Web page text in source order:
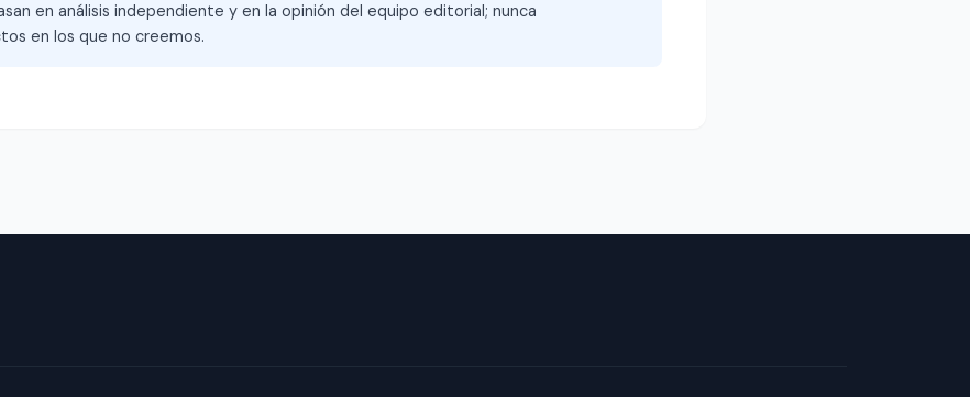
en análisis independiente y en la opinión del equipo editorial; nunca
en los que no creemos.